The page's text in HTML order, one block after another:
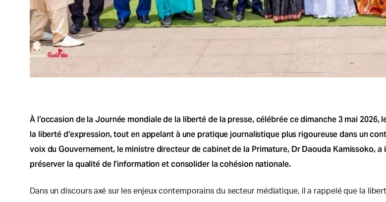
À l’occasion de la Journée mondiale de la liberté de la presse, célébrée ce dimanche 3 mai
la liberté d’expression, tout en appelant à une pratique journalistique plus rigoureuse dans un
voix du Gouvernement, le ministre directeur de cabinet de la Primature, Dr Daouda Kamissoko,
préserver la qualité de l’information et consolider la cohésion nationale.
Dans un discours axé sur les enjeux contemporains du secteur médiatique, il a rappelé que la